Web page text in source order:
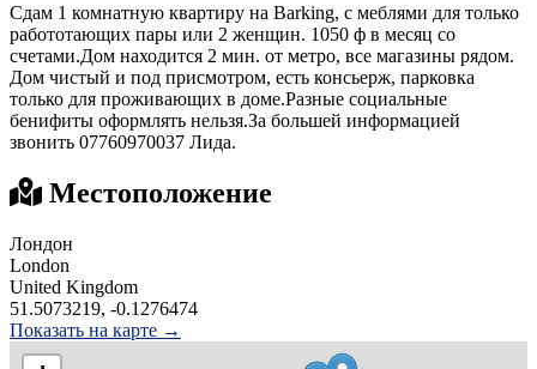
Сдам 1 комнатную квартиру на Barking, с меблями для только
работотающих пары или 2 женщин. 1050 ф в месяц со
счетами.Дом находится 2 мин. от метро, все магазины рядом.
Дом чистый и под присмотром, есть консьерж, парковка
только для проживающих в доме.Разные социальные
бенифиты оформлять нельзя.За большей информацией
звонить 07760970037 Лида.
Местоположение
Лондон
London
United Kingdom
51.5073219, -0.1276474
Показать на карте →